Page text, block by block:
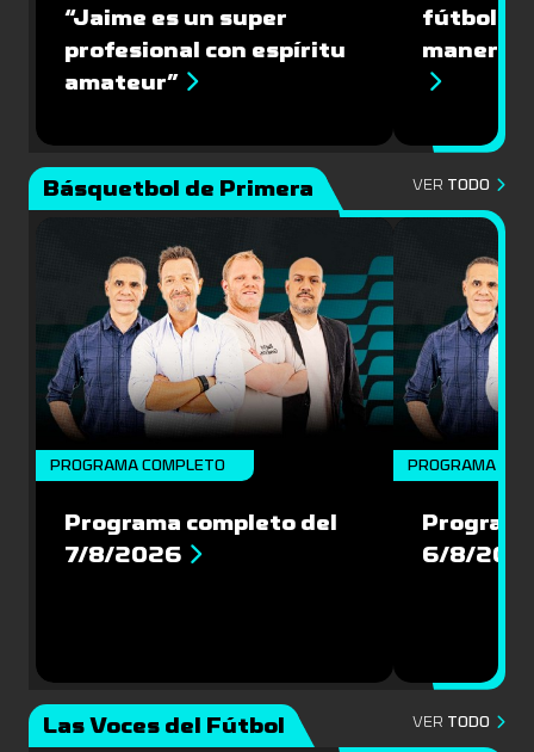
“Jaime es un super
profesional con espíritu
amateur”
fútbol
manera
Básquetbol de Primera VER TODO
PROGRAMA COMPLETO
Programa completo del
7/8/2026
PROGRAMA
6/8/
Las Voces del Fútbol VER TODO